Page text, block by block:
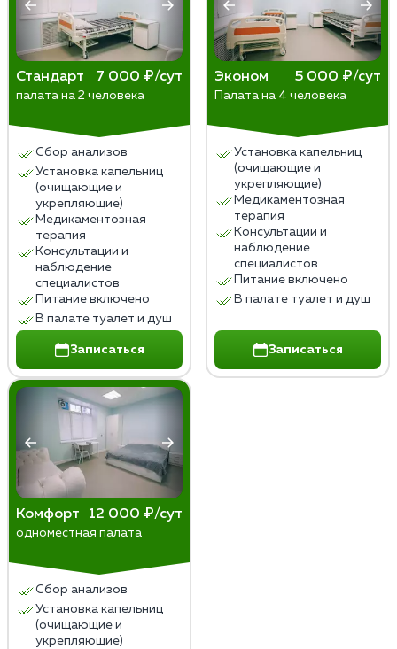
долгосрочных результатов рекомендуется
обратиться к психотерапевту или психологу.
процедуры. Также важна поддержка со стороны
близких и специалистов. Только с ней возможно
сохранить результат надолго и преодолеть
сложности на пути к выздоровлению.
консультацию по поводу выбора наилучшего
метода лечения.
Стандарт 7 000 ₽/сут
палата на 2 человека
Сбор анализов
Установка капельниц
(очищающие и
укрепляющие)
Медикаментозная
терапия
Консультации и
наблюдение
специалистов
Питание включено
В палате туалет и душ
Записаться
Эконом 5 000 ₽/сут
Палата на 4 человека
Установка капельниц
(очищающие и
укрепляющие)
Медикаментозная
терапия
Консультации и
наблюдение
специалистов
Питание включено
В палате туалет и душ
Записаться
Комфорт 12 000 ₽/сут
одноместная палата
Сбор анализов
Установка капельниц
(очищающие и
укрепляющие)